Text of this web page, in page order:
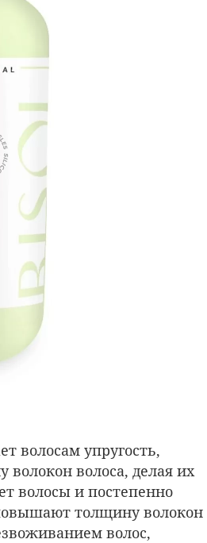
волосам упругость,
волоса, делая их
волосы и постепенно
толщину волокон
волос,